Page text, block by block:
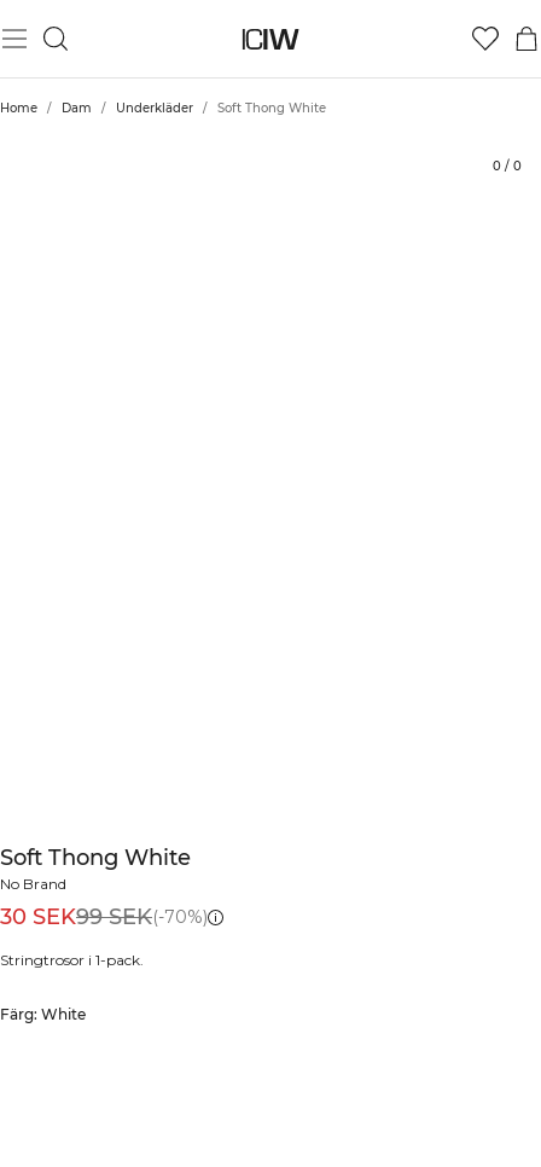
Home / Dam / Underkläder / Soft Thong White
0 / 0
Soft Thong White
No Brand
30 SEK99 SEK(-70%)
Stringtrosor i 1-pack.
Färg: White